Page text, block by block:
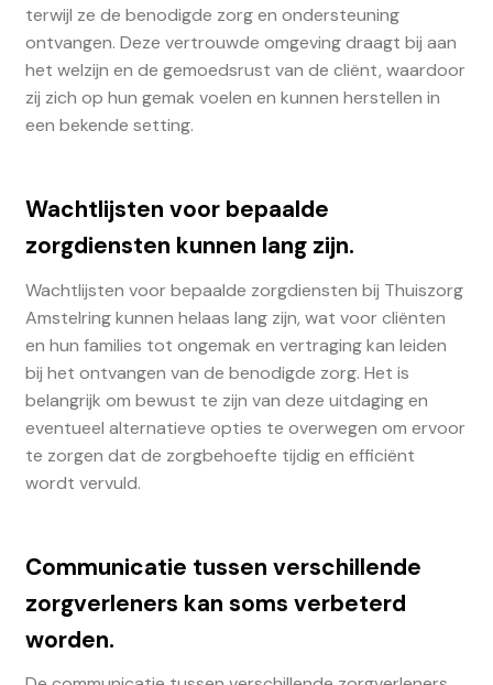
terwijl ze de benodigde zorg en ondersteuning
ontvangen. Deze vertrouwde omgeving draagt bij aan
het welzijn en de gemoedsrust van de cliënt, waardoor
zij zich op hun gemak voelen en kunnen herstellen in
een bekende setting.
Wachtlijsten voor bepaalde
zorgdiensten kunnen lang zijn.
Wachtlijsten voor bepaalde zorgdiensten bij Thuiszorg
Amstelring kunnen helaas lang zijn, wat voor cliënten
en hun families tot ongemak en vertraging kan leiden
bij het ontvangen van de benodigde zorg. Het is
belangrijk om bewust te zijn van deze uitdaging en
eventueel alternatieve opties te overwegen om ervoor
te zorgen dat de zorgbehoefte tijdig en efficiënt
wordt vervuld.
Communicatie tussen verschillende
zorgverleners kan soms verbeterd
worden.